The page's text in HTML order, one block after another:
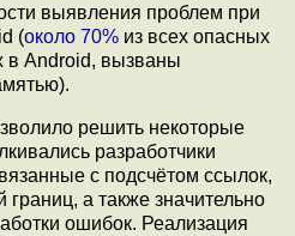
выявления проблем при
(около 70% из всех опасных
в Android, вызваны
решить некоторые
разработчики
с подсчётом ссылок,
а также значительно
ошибок. Реализация